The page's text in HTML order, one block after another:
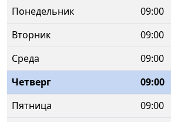
Понедельник 09:00
Вторник
09:00
Среда
09:00
Четверг
09:00
Пятница
09:00